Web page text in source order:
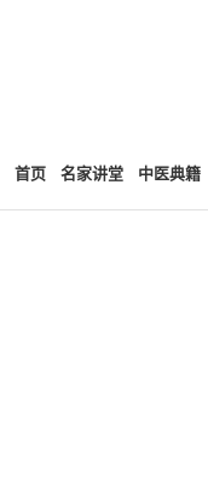
首页 名家讲堂 中医典籍